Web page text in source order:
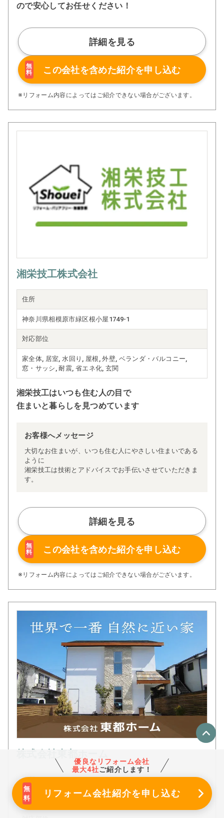
ので安心してお任せください！
詳細を見る
無
料
この会社を含めた紹介を申し込む
※リフォーム内容によってはご紹介できない場合がございます。
湘栄技工株式会社
住所
神奈川県相模原市緑区根小屋1749-1
対応部位
家全体, 居室, 水回り, 屋根, 外壁, ベランダ・バルコニー,
窓・サッシ, 耐震, 省エネ化, 玄関
湘栄技工はいつも住む人の目で
住まいと暮らしを見つめています
お客様へメッセージ
大切なお住まいが、いつも住む人にやさしい住まいである
ように
湘栄技工は技術とアドバイスでお手伝いさせていただきま
す。
詳細を見る
無
料
この会社を含めた紹介を申し込む
※リフォーム内容によってはご紹介できない場合がございます。
住所
東京都練馬区高松3-18-26
優良なリフォーム会社
最大4社ご紹介します！
リフォーム会社紹介を申し込む